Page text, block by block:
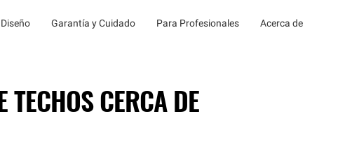
Diseño Garantía y Cuidado Para Profesionales Acerca de
TECHOS CERCA DE